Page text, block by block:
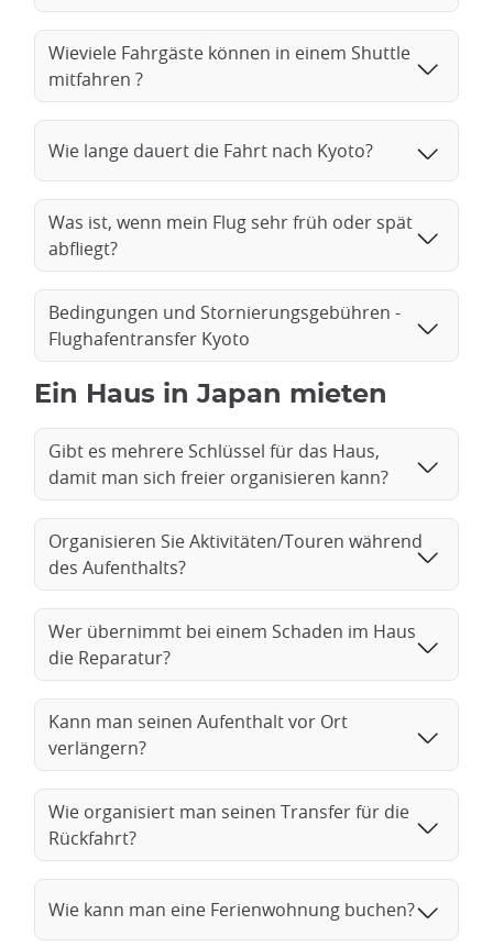
Wieviele Fahrgäste können in einem Shuttle
mitfahren ?
Wie lange dauert die Fahrt nach Kyoto?
Was ist, wenn mein Flug sehr früh oder spät
abfliegt?
Bedingungen und Stornierungsgebühren -
Flughafentransfer Kyoto
Ein Haus in Japan mieten
Gibt es mehrere Schlüssel für das Haus,
damit man sich freier organisieren kann?
Organisieren Sie Aktivitäten/Touren während
des Aufenthalts?
Wer übernimmt bei einem Schaden im Haus
die Reparatur?
Kann man seinen Aufenthalt vor Ort
verlängern?
Wie organisiert man seinen Transfer für die
Rückfahrt?
Wie kann man eine Ferienwohnung buchen?